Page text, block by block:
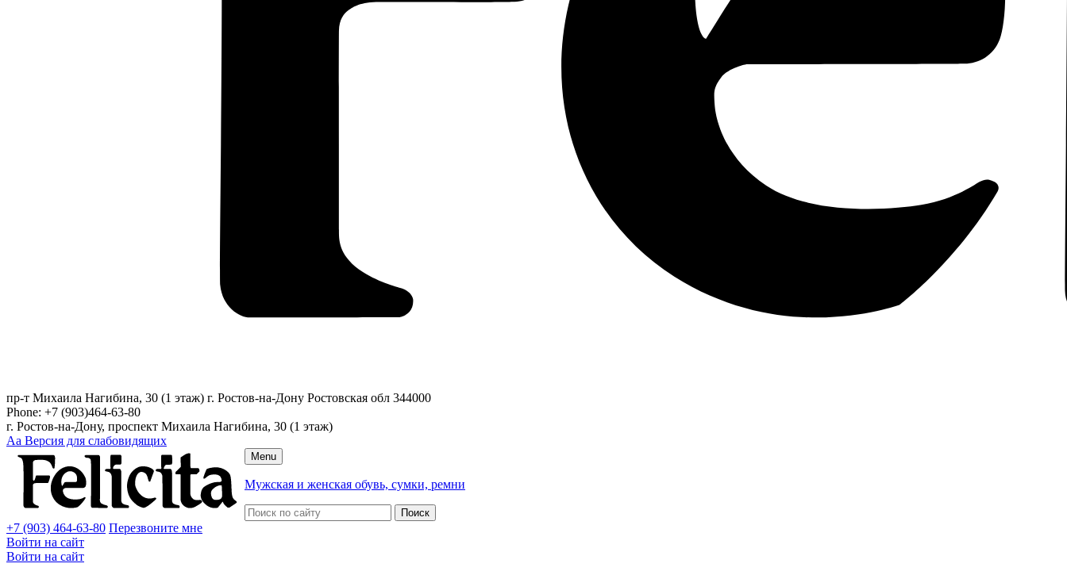
пр-т Михаила Нагибина, 30 (1 этаж) г. Ростов-на-Дону Ростовская обл 344000
Phone: +7 (903)464-63-80
г. Ростов-на-Дону, проспект Михаила Нагибина, 30 (1 этаж)
Аа Версия для слабовидящих
Menu
Мужская и женская обувь, сумки, ремни
+7 (903) 464-63-80 Перезвоните мне
Войти на сайт
Войти на сайт